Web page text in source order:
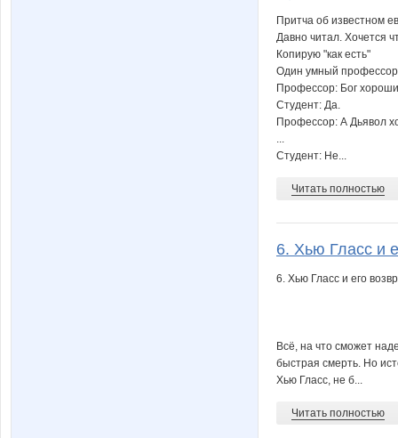
Притча об известном
Давно читал. Хочется
Копирую "как есть"
Один умный профессор
Профессор: Бог
Студент: Да.
Профессор: А Дьявол
Студент: Не...
Читать полностью
6. Хью Гласс и
6. Хью Гласс и его
Всё, на что сможет
быстрая смерть. Но
Хью Гласс, не б...
Читать полностью